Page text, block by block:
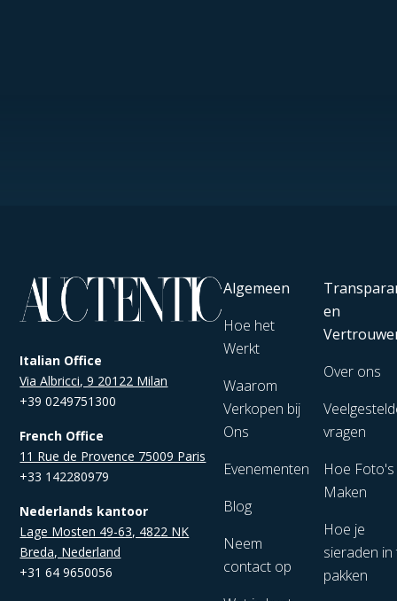
Italian Office
Via Albricci, 9 20122 Milan
+39 0249751300
French Office
11 Rue de Provence 75009 Paris
+33 142280979
Nederlands kantoor
Lage Mosten 49-63, 4822 NK
Breda, Nederland
+31 64 9650056
Algemeen
Hoe het
Werkt
Waarom
Verkopen bij
Ons
Evenementen
Blog
Neem
contact op
en
Over ons
vragen
Hoe
Maken
Hoe je
sieraden in
pakken